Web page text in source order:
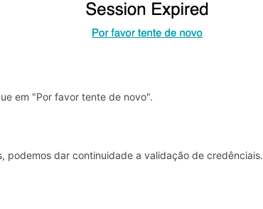
em "Por favor tente de novo".
podemos dar continuidade a validação de credênciais.